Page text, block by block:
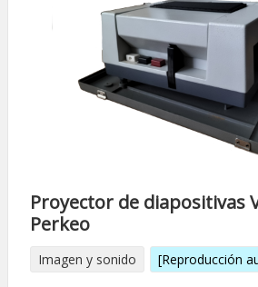
Proyector de diapositivas
Perkeo
Imagen y sonido [Reproducción